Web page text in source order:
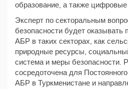
образование, а также цифровые
Эксперт по секторальным
безопасности будет оказывать
АБР в таких секторах, как
природные ресурсы,
система и меры безопасности.
сосредоточена для
АБР в Туркменистане и